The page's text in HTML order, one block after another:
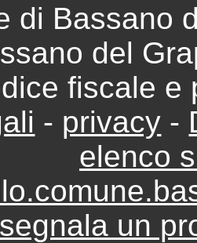
di Bassano
del
fiscale e
- privacy -
elenco
segnala un